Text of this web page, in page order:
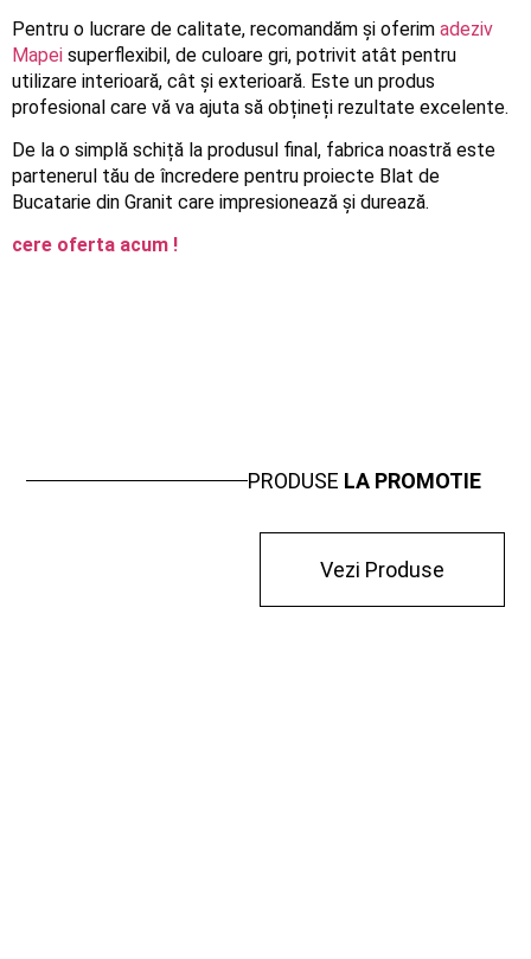
Pentru o lucrare de calitate, recomandăm și oferim adeziv
Mapei superflexibil, de culoare gri, potrivit atât pentru
utilizare interioară, cât și exterioară. Este un produs
profesional care vă va ajuta să obțineți rezultate excelente.
De la o simplă schiță la produsul final, fabrica noastră este
partenerul tău de încredere pentru proiecte Blat de
Bucatarie din Granit care impresionează și durează.
cere oferta acum !
PRODUSE LA PROMOTIE
Vezi Produse